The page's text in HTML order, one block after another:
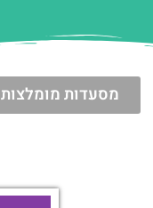
מסעדות מומלצות